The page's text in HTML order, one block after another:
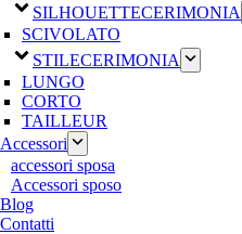
SILHOUETTECERIMONIA
SCIVOLATO
STILECERIMONIA
LUNGO
CORTO
TAILLEUR
Accessori
accessori sposa
Accessori sposo
Blog
Contatti